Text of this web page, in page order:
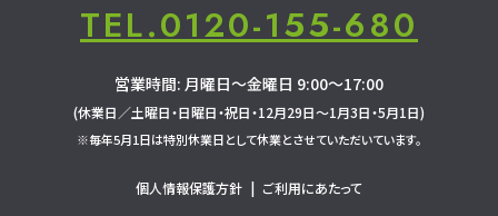
TEL.0120-155-680
営業時間: 月曜日～金曜日 9:00～17:00
(休業日／土曜日・日曜日・祝日・12月29日～1月3日・5月1日)
※毎年5月1日は特別休業日として休業とさせていただいています。
個人情報保護方針 | ご利用にあたって